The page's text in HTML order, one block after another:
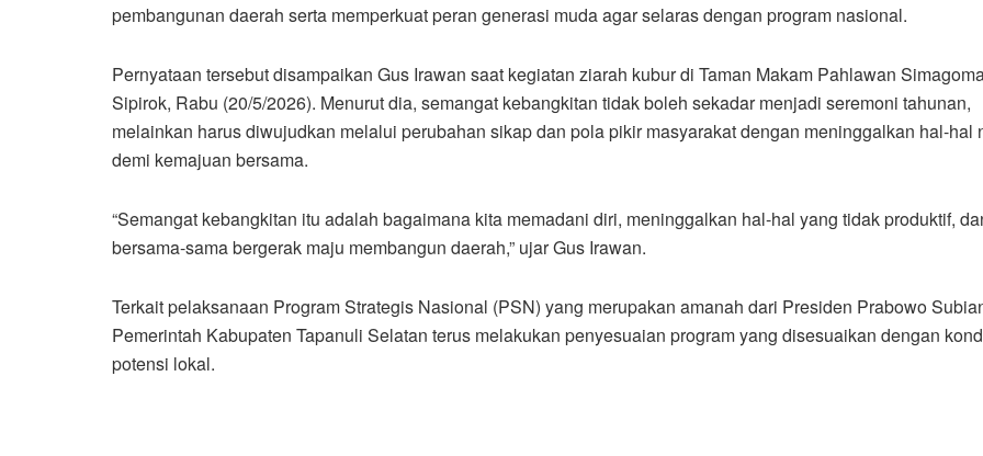
pembangunan daerah serta memperkuat peran generasi muda agar selaras dengan program nasional.
Pernyataan tersebut disampaikan Gus Irawan saat kegiatan ziarah kubur di Taman Makam Pahlawan
Sipirok, Rabu (20/5/2026). Menurut dia, semangat kebangkitan tidak boleh sekadar menjadi seremoni tahunan,
melainkan harus diwujudkan melalui perubahan sikap dan pola pikir masyarakat dengan meninggalkan hal-hal
demi kemajuan bersama.
“Semangat kebangkitan itu adalah bagaimana kita memadani diri, meninggalkan hal-hal yang tidak produktif,
bersama-sama bergerak maju membangun daerah,” ujar Gus Irawan.
Terkait pelaksanaan Program Strategis Nasional (PSN) yang merupakan amanah dari Presiden Prabowo
Pemerintah Kabupaten Tapanuli Selatan terus melakukan penyesuaian program yang disesuaikan dengan
potensi lokal.